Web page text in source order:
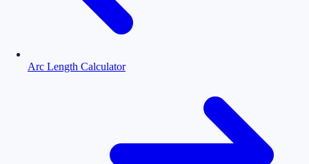
Arc Length Calculator